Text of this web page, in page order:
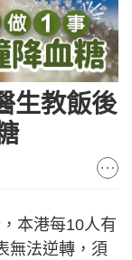
生教飯後
本港每10人有
無法逆轉，須